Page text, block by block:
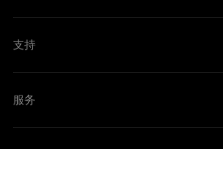
支持
服务